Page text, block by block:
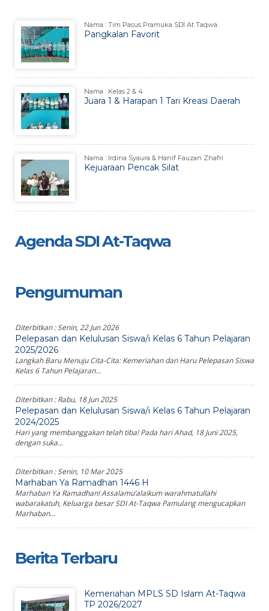
Nama : Tim Pasus Pramuka SDI At Taqwa
Pangkalan Favorit
Nama : Kelas 2 & 4
Juara 1 & Harapan 1 Tari Kreasi Daerah
Nama : Irdina Syaura & Hanif Fauzan Zhafri
Kejuaraan Pencak Silat
Agenda SDI At-Taqwa
Pengumuman
Diterbitkan :Senin, 22 Jun 2026
Pelepasan dan Kelulusan Siswa/i Kelas 6 Tahun Pelajaran
2025/2026
Langkah Baru Menuju Cita-Cita: Kemeriahan dan Haru Pelepasan Siswa
Kelas 6 Tahun Pelajaran...
Diterbitkan :Rabu, 18 Jun 2025
Pelepasan dan Kelulusan Siswa/i Kelas 6 Tahun Pelajaran
2024/2025
Hari yang membanggakan telah tiba! Pada hari Ahad, 18 Juni 2025,
dengan suka...
Diterbitkan :Senin, 10 Mar 2025
Marhaban Ya Ramadhan 1446 H
Marhaban Ya Ramadhan! Assalamu’alaikum warahmatullahi
wabarakatuh, Keluarga besar SDI At-Taqwa Pamulang mengucapkan
Marhaban...
Berita Terbaru
Kemeriahan MPLS SD Islam At-Taqwa
TP 2026/2027